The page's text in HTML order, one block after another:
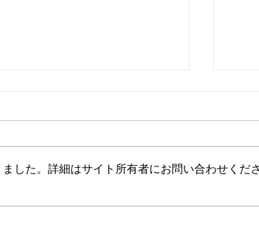
年末年始のお知らせ
しろ
した。詳細はサイト所有者にお問い合わせくださ